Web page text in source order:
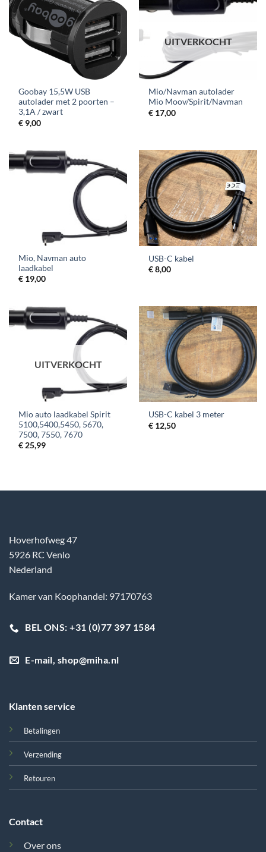
Goobay 15,5W USB
autolader met 2 poorten –
3,1A / zwart
€ 9,00
UITVERKOCHT
Mio/Navman autolader
Mio Moov/Spirit/Navman
€ 17,00
Mio, Navman auto
laadkabel
€ 19,00
USB-C kabel
€8,00
UITVERKOCHT
Mio auto laadkabel Spirit
5100,5400,5450, 5670,
7500, 7550, 7670
€ 25,99
USB-C kabel 3 meter
€ 12,50
Hoverhofweg 47
5926 RC Venlo
Nederland
Kamer van Koophandel: 97170763
BEL ONS: +31 (0)77 397 1584
E-mail, shop@miha.nl
Klanten service
Betalingen
Verzending
Retouren
Contact
Over ons